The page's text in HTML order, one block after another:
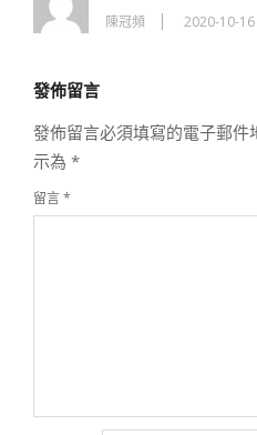
陳冠頻 2020-10-16
發佈留言
發佈留言必須填寫的電子郵件
示為 *
留言*